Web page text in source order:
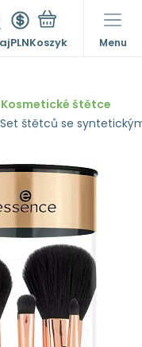
PLN Menu
Kosmetické štětce
štětců se